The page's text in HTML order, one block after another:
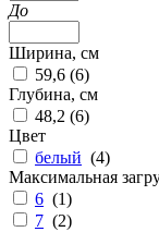
До
Ширина, см
59,6 (6)
Глубина, см
48,2 (6)
Цвет
белый (4)
Максимальная
6 (1)
7 (2)